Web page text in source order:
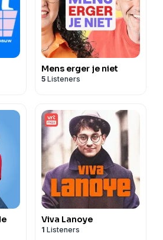
Mens erger je niet
5 Listeners
Viva Lanoye
1 Listeners